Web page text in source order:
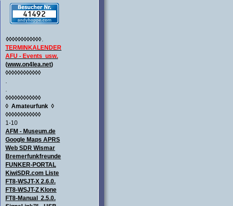
◊◊◊◊◊◊◊◊◊◊◊◊.
TERMINKALENDER
AFU - Events usw.
(www.on4lea.net)
◊◊◊◊◊◊◊◊◊◊◊◊
.
.
◊◊◊◊◊◊◊◊◊◊◊◊
◊ Amateurfunk ◊
◊◊◊◊◊◊◊◊◊◊◊◊
1-10
AFM - Museum.de
Google Maps APRS
Web SDR Wismar
Bremerfunkfreunde
FUNKER-PORTAL
KiwiSDR.com Liste
FT8-WSJT-X 2.6.0.
FT8-WSJT-Z Klone
FT8-Manual 2.5.0.